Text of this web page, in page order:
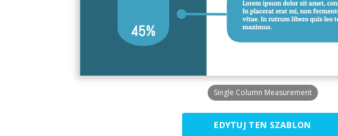
Single Column Measurement
EDYTUJ TEN SZABLON